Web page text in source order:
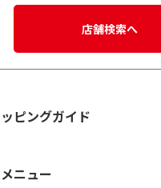
店舗検索へ
ピングガイド
ニュー